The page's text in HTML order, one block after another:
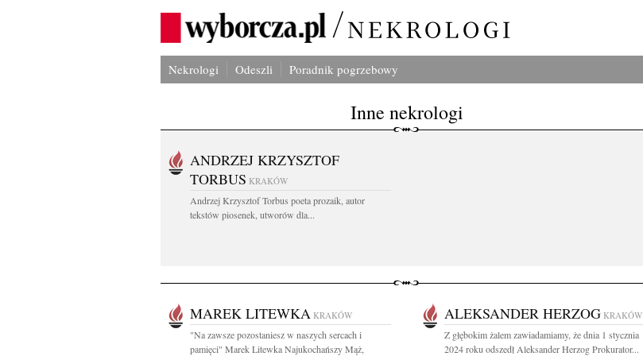
Nekrologi Odeszli Poradnik pogrzebowy
Inne nekrologi
ANDRZEJ KRZYSZTOF
TORBUS KRAKÓW
Andrzej Krzysztof Torbus poeta prozaik, autor
tekstów piosenek, utworów dla...
MAREK LITEWKA KRAKÓW
"Na zawsze pozostaniesz w naszych sercach i
pamięci" Marek Litewka Najukochańszy Mąż,
ALEKSANDER HERZOG KRAKÓW
Z głębokim żalem zawiadamiamy, że dnia 1 stycznia
2024 roku odszedł Aleksander Herzog Prokurator...